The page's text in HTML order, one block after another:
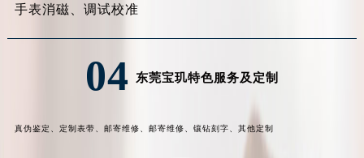
手表消磁、 调试校准
04 东莞宝玑特色服务及定制
真伪鉴定、 定制表带、 邮寄维修、 邮寄维修、 镶钻刻字、 其他定制